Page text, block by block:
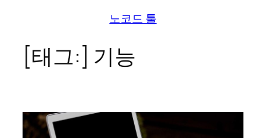
노코드 툴
[태그:] 기능